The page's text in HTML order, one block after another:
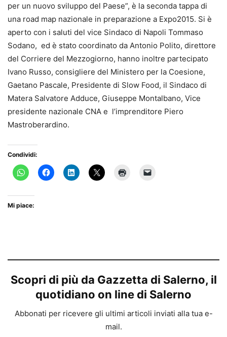
per un nuovo sviluppo del Paese”, è la seconda tappa di
una road map nazionale in preparazione a Expo2015. Si è
aperto con i saluti del vice Sindaco di Napoli Tommaso
Sodano, ed è stato coordinato da Antonio Polito, direttore
del Corriere del Mezzogiorno, hanno inoltre partecipato
Ivano Russo, consigliere del Ministero per la Coesione,
Gaetano Pascale, Presidente di Slow Food, il Sindaco di
Matera Salvatore Adduce, Giuseppe Montalbano, Vice
presidente nazionale CNA e l’imprenditore Piero
Mastroberardino.
Condividi:
Mi piace:
Scopri di più da Gazzetta di Salerno, il
quotidiano on line di Salerno
Abbonati per ricevere gli ultimi articoli inviati alla tua e-
mail.